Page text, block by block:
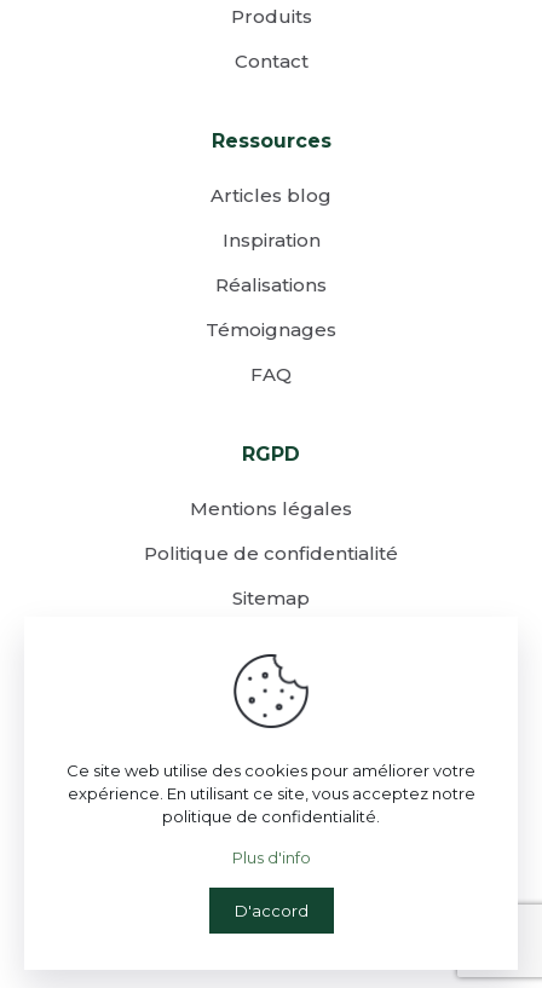
Produits
Contact
Ressources
Articles blog
Inspiration
Réalisations
Témoignages
FAQ
RGPD
Mentions légales
Politique de confidentialité
Sitemap
| Tous droits réservés | Hosté
parOVH
Ce site web utilise des cookies pour améliorer votre
expérience. En utilisant ce site, vous acceptez notre
politique de confidentialité.
Plus d'info
D'accord